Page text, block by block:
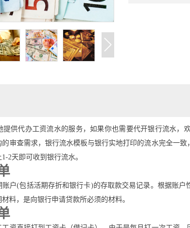
提供代办工资流水的服务，如果你也需要代开银行流水，
审查需求，银行流水模板与银行实地打印的流水完全一
2天即可收到银行流水。
户(包括活期存折和银行卡)的存取款交易记录。根据账
料，是向银行申请贷款所必须的材料。